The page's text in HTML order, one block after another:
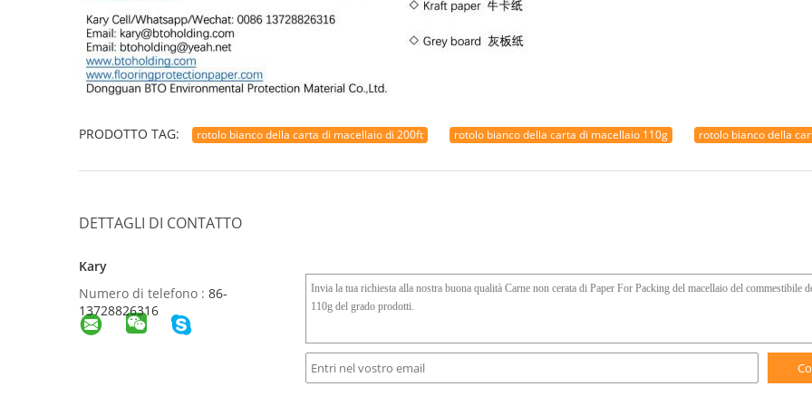
PRODOTTO TAG: rotolo bianco della carta di macellaio di 200ft rotolo bianco della carta di macellaio 110g rotolo bianco della
DETTAGLI DI CONTATTO
Kary
Numero di telefono : 86-
13728826316